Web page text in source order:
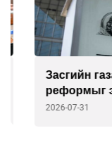
Засгийн
реформыг
Templeton”-той
2026-07-31